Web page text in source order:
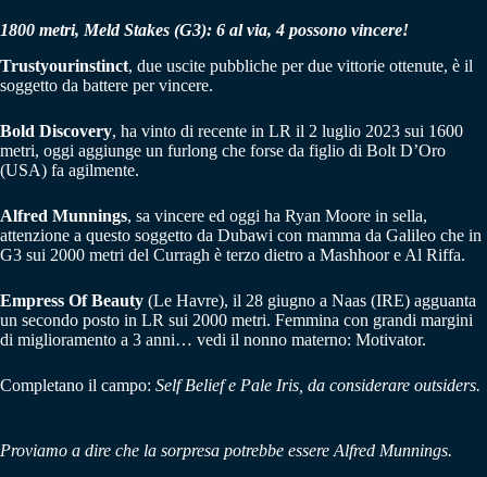
1800 metri, Meld Stakes (G3): 6 al via, 4 possono vincere!
Trustyourinstinct, due uscite pubbliche per due vittorie ottenute, è il
soggetto da battere per vincere.
Bold Discovery, ha vinto di recente in LR il 2 luglio 2023 sui 1600
metri, oggi aggiunge un furlong che forse da figlio di Bolt D’Oro
(USA) fa agilmente.
Alfred Munnings, sa vincere ed oggi ha Ryan Moore in sella,
attenzione a questo soggetto da Dubawi con mamma da Galileo che in
G3 sui 2000 metri del Curragh è terzo dietro a Mashhoor e Al Riffa.
Empress Of Beauty (Le Havre), il 28 giugno a Naas (IRE) agguanta
un secondo posto in LR sui 2000 metri. Femmina con grandi margini
di miglioramento a 3 anni… vedi il nonno materno: Motivator.
Completano il campo: Self Belief e Pale Iris, da considerare outsiders.
Proviamo a dire che la sorpresa potrebbe essere Alfred Munnings.